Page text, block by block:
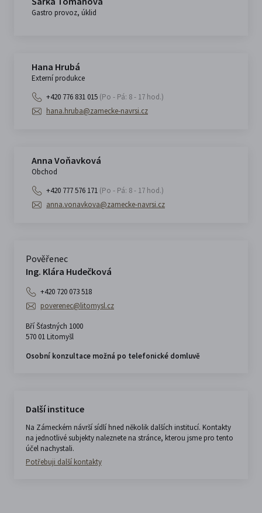
Gastro provoz, úklid
Hana Hrubá
Externí produkce
+420 776 831 015 (Po - Pá: 8 - 17 hod.)
hana.hruba@zamecke-navrsi.cz
Anna Voňavková
Obchod
+420 777 576 171 (Po - Pá: 8 - 17 hod.)
anna.vonavkova@zamecke-navrsi.cz
Pověřenec
Ing. Klára Hudečková
+420 720 073 518
poverenec@litomysl.cz
Bří Šťastných 1000
570 01 Litomyšl
Osobní konzultace možná po telefonické domluvě
Další instituce
Na Zámeckém návrší sídlí hned několik dalších institucí. Kontakty
na jednotlivé subjekty naleznete na stránce, kterou jsme pro tento
účel nachystali.
Potřebuji další kontakty